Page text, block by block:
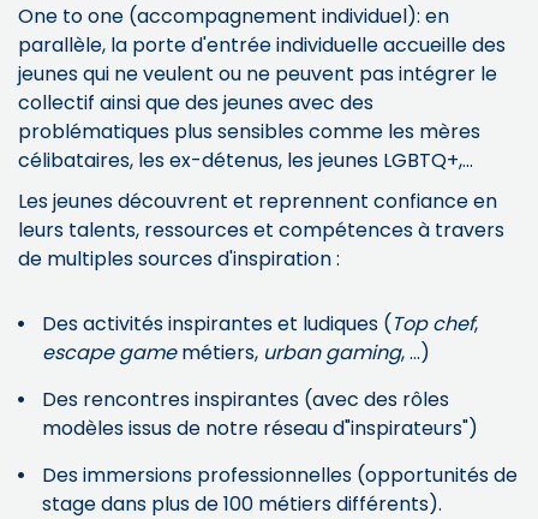
One to one (accompagnement individuel): en
parallèle, la porte d'entrée individuelle accueille des
jeunes qui ne veulent ou ne peuvent pas intégrer le
collectif ainsi que des jeunes avec des
problématiques plus sensibles comme les mères
célibataires, les ex-détenus, les jeunes LGBTQ+,...
Les jeunes découvrent et reprennent confiance en
leurs talents, ressources et compétences à travers
de multiples sources d'inspiration :
Des activités inspirantes et ludiques (Top chef,
escape gamemétiers, urban gaming, ...)
Des rencontres inspirantes (avec des rôles
modèles issus de notre réseau d"inspirateurs")
Des immersions professionnelles (opportunités de
stage dans plus de 100 métiers différents).